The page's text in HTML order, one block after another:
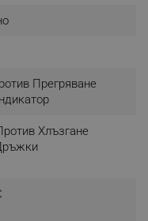
покритие
Прегряване
Хлъзгане